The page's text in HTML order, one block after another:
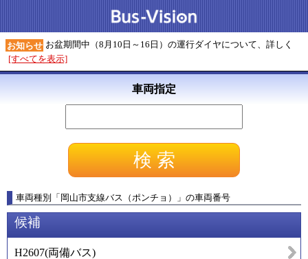
お知らせ お盆期間中（8月10日～16日）の運行ダイヤについて、詳しく
[すべてを表示]
車両指定
車両種別 「岡山市支線バス（ポンチョ） 」 の車両番号
候補
H2607(両備バス)